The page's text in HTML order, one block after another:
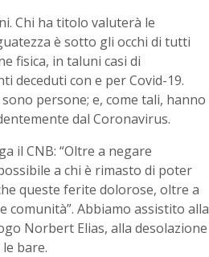
Chi ha titolo valuterà le
è sotto gli occhi di tutti
fisica, in taluni casi di
deceduti con e per Covid-19.
persone; e, come tali, hanno
dal Coronavirus.
il CNB: “Oltre a negare
a chi è rimasto di poter
queste ferite dolorose, oltre a
comunità”. Abbiamo assistito alla
Norbert Elias, alla desolazione
bare.